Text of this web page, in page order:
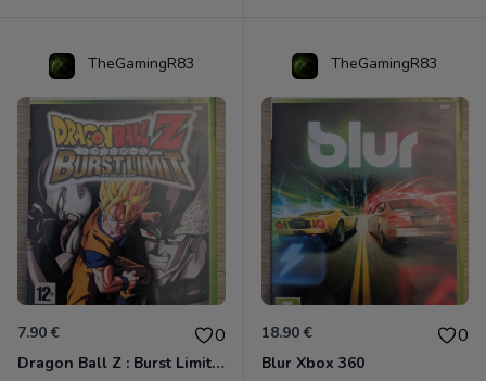
TheGamingR83
7.90 € 0
Dragon Ball Z : Burst Limit Xbox 360
TheGamingR83
18.90 € 0
Blur Xbox 360